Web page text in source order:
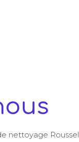
nettoyage Roussel